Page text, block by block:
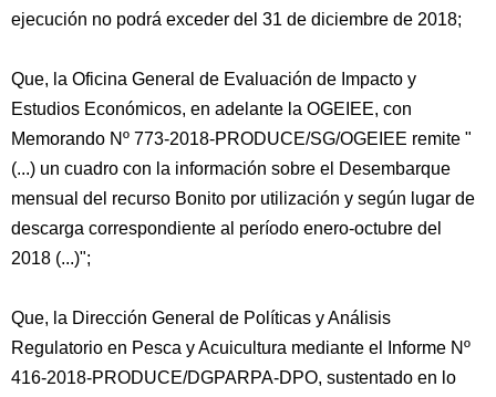
ejecución no podrá exceder del 31 de diciembre de 2018;
Que, la Oficina General de Evaluación de Impacto y
Estudios Económicos, en adelante la OGEIEE, con
Memorando Nº 773-2018-PRODUCE/SG/OGEIEE remite "
(...) un cuadro con la información sobre el Desembarque
mensual del recurso Bonito por utilización y según lugar de
descarga correspondiente al período enero-octubre del
2018 (...)";
Que, la Dirección General de Políticas y Análisis
Regulatorio en Pesca y Acuicultura mediante el Informe Nº
416-2018-PRODUCE/DGPARPA-DPO, sustentado en lo